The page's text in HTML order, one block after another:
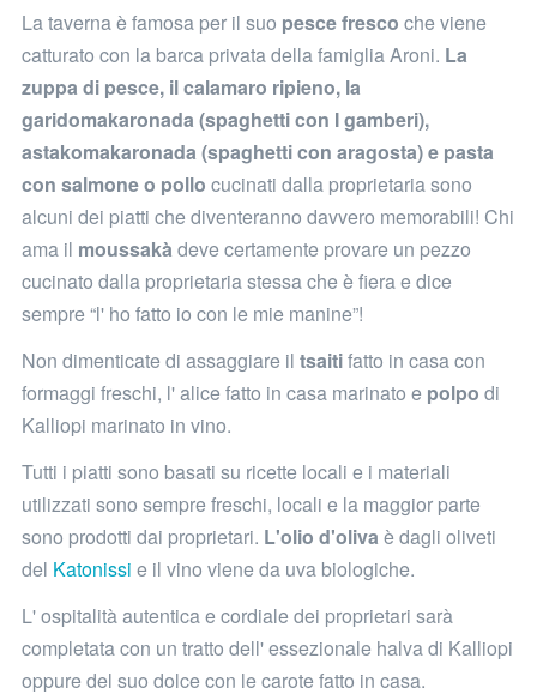
La taverna è famosa per il suo pesce fresco che viene
catturato con la barca privata della famiglia Aroni. La
zuppa di pesce, il calamaro ripieno, la
garidomakaronada (spaghetti con I gamberi),
astakomakaronada (spaghetti con aragosta) e pasta
con salmone o pollo cucinati dalla proprietaria sono
alcuni dei piatti che diventeranno davvero memorabili! Chi
ama il moussakà deve certamente provare un pezzo
cucinato dalla proprietaria stessa che è fiera e dice
sempre “l' ho fatto io con le mie manine”!
Non dimenticate di assaggiare il tsaitifatto in casa con
formaggi freschi, l' alice fatto in casa marinato e polpo di
Kalliopi marinato in vino.
Tutti i piatti sono basati su ricette locali e i materiali
utilizzati sono sempre freschi, locali e la maggior parte
sono prodotti dai proprietari. L'olio d'oliva è dagli oliveti
del Katonissi e il vino viene da uva biologiche.
L' ospitalità autentica e cordiale dei proprietari sarà
completata con un tratto dell' essezionale halva di Kalliopi
oppure del suo dolce con le carote fatto in casa.